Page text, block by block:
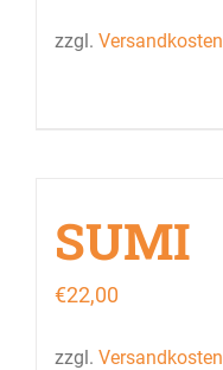
zzgl. Versandkosten
SUMI
€22,00
zzgl. Versandkosten